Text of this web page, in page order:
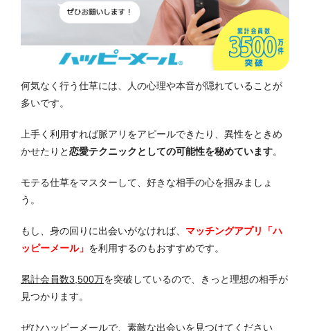
何気なく行う仕草には、人の心理や本音が隠れていることが
多いです。
上手く利用すれば脈アリをアピールできたり、異性をときめ
かせたりと恋愛テクニックとしての可能性を秘めています。
モテる仕草をマスターして、好きな相手の心を掴みましょ
う。
もし、身の回りに出会いがなければ、 マッチングアプリ「ハ
ッピーメール」 を利用するのもおすすめです。
累計会員数3,500万を突破しているので、きっと理想の相手が
見つかります。
ぜひハッピーメールで、素敵な出会いを見つけてください